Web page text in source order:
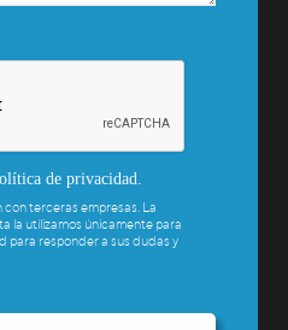
de privacidad.
terceras empresas. La
la utilizamos únicamente para
para responder a sus dudas y